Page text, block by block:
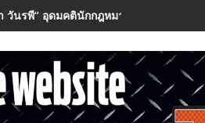
นรพี“ อุดมคตินักกฎหมายภายใต้วิกฤติศรัท